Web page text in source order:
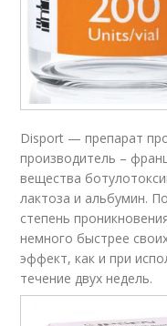
Disport — препарат
производитель –
вещества
лактоза и альбумин.
степень
немного быстрее
эффект, как и при
течение двух недель.